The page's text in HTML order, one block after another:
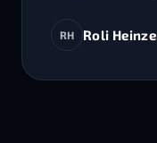
RH Roli